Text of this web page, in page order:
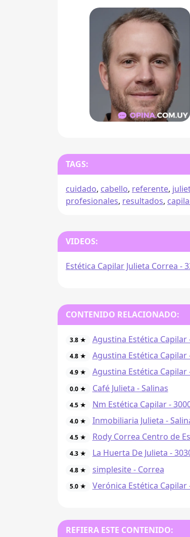
TAGS:
cuidado, cabello, referente,
profesionales, resultados,
VIDEOS:
Estética Capilar Julieta Correa -
CONTENIDO RELACIONADO:
3.8 ★ Agustina Estética Capilar
4.8 ★ Agustina Estética Capilar
4.9 ★ Agustina Estética Capilar
0.0 ★ Café Julieta - Salinas
4.5 ★ Nm Estética Capilar -
4.0 ★ Inmobiliaria Julieta -
4.5 ★ Rody Correa Centro de
4.3 ★ La Huerta De Julieta -
4.8 ★ simplesite - Correa
5.0 ★ Verónica Estética Capilar
REFIERA ESTE CONTENIDO: